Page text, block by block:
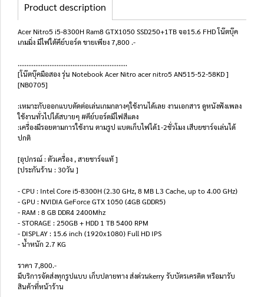
Product description
Acer Nitro5 i5-8300H Ram8 GTX1050 SSD250+1TB จอ15.6 FHD โน๊ตบุ๊ค
เกมมิ่ง มีไฟใต้คีย์บอร์ด ขายเพียง 7,800 .-
..............................................................
[โน๊ตบุ๊คมือสอง รุ่น Notebook Acer Nitro acer nitro5 AN515-52-58KD ]
[NB0705]
:เหมาะกับออกแบบตัดต่อเล่นเกมกลางๆใช้งานได้เลย งานเอกสาร ดูหนังฟังเพลง
ใช้งานทั่วไปได้สบายๆ #คีย์บอร์ดมีไฟสีแดง
:เครื่องมีรอยตามการใช้งาน ตามรูป แบตเก็บไฟได้1-2ชั่วโมง เสีบยชาร์จเล่นได้
ปกติ
[อุปกรณ์ : ตัวเครื่อง , สายชาร์จแท้ ]
[ประกันร้าน : 30วัน ]
- CPU : Intel Core i5-8300H (2.30 GHz, 8 MB L3 Cache, up to 4.00 GHz)
- GPU : NVIDIA GeForce GTX 1050 (4GB GDDR5)
- RAM : 8 GB DDR4 2400Mhz
- STORAGE : 250GB + HDD 1 TB 5400 RPM
- DISPLAY : 15.6 inch (1920x1080) Full HD IPS
- น้ำหนัก 2.7 KG
ราคา 7,800.-
มีบริการจัดส่งทุกรูปแบบ เก็บปลายทาง ส่งด่วนkerry รับบัตรเครดิต หรือมารับ
สินค้าที่หน้าร้าน